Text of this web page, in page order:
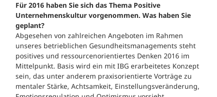
Für 2016 haben Sie sich das Thema Positive
Unternehmenskultur vorgenommen. Was haben Sie
geplant?
Abgesehen von zahlreichen Angeboten im Rahmen
unseres betrieblichen Gesundheitsmanagements steht
positives und ressourcenorientiertes Denken 2016 im
Mittelpunkt. Basis wird ein mit IBG erarbeitetes Konzept
sein, das unter anderem praxisorientierte Vorträge zu
mentaler Stärke, Achtsamkeit, Einstellungsveränderung,